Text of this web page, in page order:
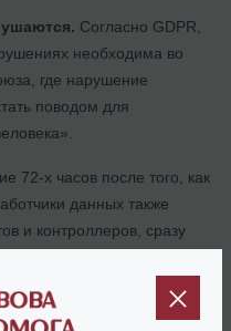
Согласно GDPR,
необходима во
где нарушение
поводом для
72-х часов после того, как
данных также
и контроллеров, сразу